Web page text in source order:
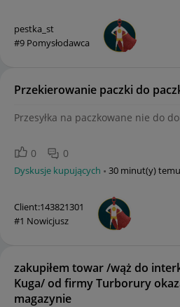
pestka_st
#9 Pomysłodawca
Przekierowanie paczki do
Przesyłka na paczkowane nie do
0 0
Dyskusje kupujących 30 minut(y) temu
Client:143821301
#1 Nowicjusz
zakupiłem towar /wąż do
Kuga/ od firmy Turborury
magazynie